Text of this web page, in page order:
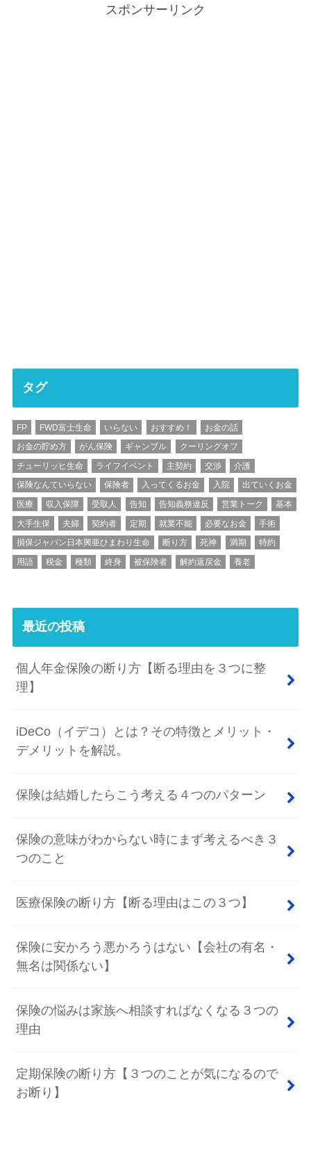
スポンサーリンク
タグ
FP FWD富士生命 いらない おすすめ！
お金の話
お金の貯め方
がん保険 ギャンブル
クーリングオフ
チューリッヒ生命
ライフイベント 主契約 交渉
介護
保険なんていらない
保険者 入ってくるお金 入院
出ていくお金
医療
収入保障 受取人 告知 告知義務違反 営業トーク
基本
大手生保
夫婦 契約者 定期 就業不能 必要なお金
手術
損保ジャパン日本興亜ひまわり生命
断り方 死神 満期
特約
用語
税金 種類 終身 被保険者 解約返戻金 養老
最近の投稿
個人年金保険の断り方【断る理由を３つに整
理】
iDeCo（イデコ）とは？その特徴とメリット・
デメリットを解説。
保険は結婚したらこう考える４つのパターン
保険の意味がわからない時にまず考えるべき３
つのこと
医療保険の断り方【断る理由はこの３つ】
保険に安かろう悪かろうはない【会社の有名・
無名は関係ない】
保険の悩みは家族へ相談すればなくなる３つの
理由
定期保険の断り方【３つのことが気になるので
お断り】